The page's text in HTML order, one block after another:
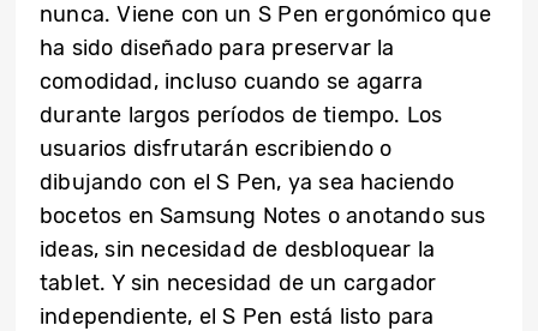
nunca. Viene con un S Pen ergonómico que
ha sido diseñado para preservar la
comodidad, incluso cuando se agarra
durante largos períodos de tiempo. Los
usuarios disfrutarán escribiendo o
dibujando con el S Pen, ya sea haciendo
bocetos en Samsung Notes o anotando sus
ideas, sin necesidad de desbloquear la
tablet. Y sin necesidad de un cargador
independiente, el S Pen está listo para